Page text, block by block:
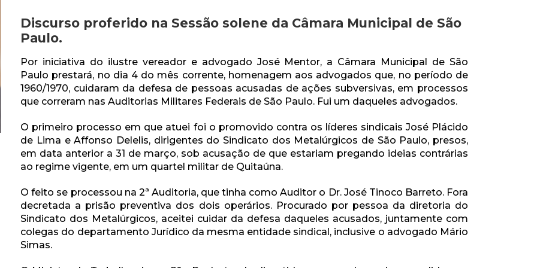
Discurso proferido na Sessão solene da Câmara Municipal de São
Paulo.
Por iniciativa do ilustre vereador e advogado José Mentor, a Câmara Municipal de São
Paulo prestará, no dia 4 do mês corrente, homenagem aos advogados que, no período de
1960/1970, cuidaram da defesa de pessoas acusadas de ações subversivas, em processos
que correram nas Auditorias Militares Federais de São Paulo. Fui um daqueles advogados.
O primeiro processo em que atuei foi o promovido contra os líderes sindicais José Plácido
de Lima e Affonso Delelis, dirigentes do Sindicato dos Metalúrgicos de São Paulo, presos,
em data anterior a 31 de março, sob acusação de que estariam pregando ideias contrárias
ao regime vigente, em um quartel militar de Quitaúna.
O feito se processou na 2ª Auditoria, que tinha como Auditor o Dr. José Tinoco Barreto. Fora
decretada a prisão preventiva dos dois operários. Procurado por pessoa da diretoria do
Sindicato dos Metalúrgicos, aceitei cuidar da defesa daqueles acusados, juntamente com
colegas do departamento Jurídico da mesma entidade sindical, inclusive o advogado Mário
Simas.
CADASTRAR
Desenvolvido por SendPulse